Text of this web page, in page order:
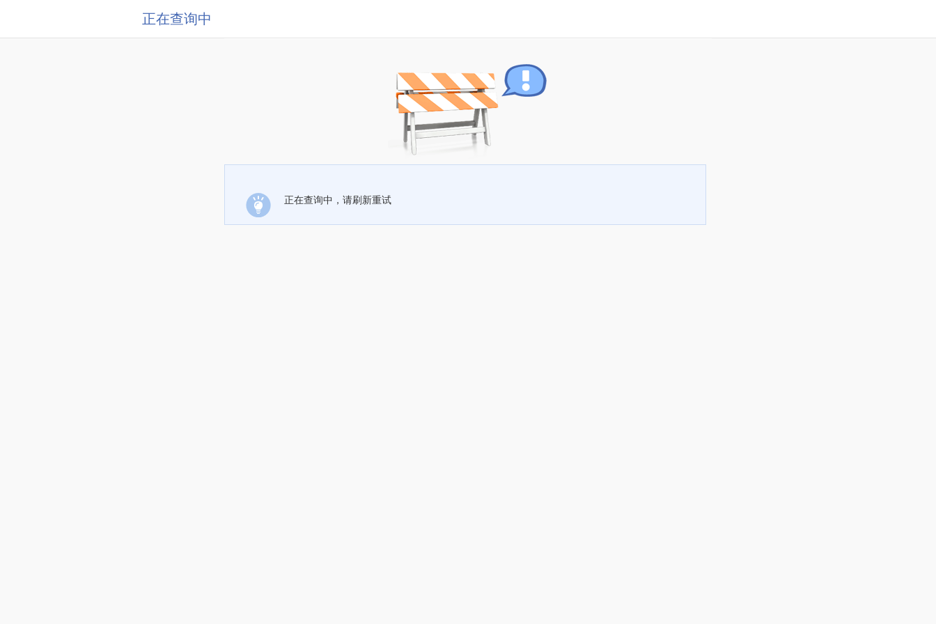
正在查询中
正在查询中，请刷新重试